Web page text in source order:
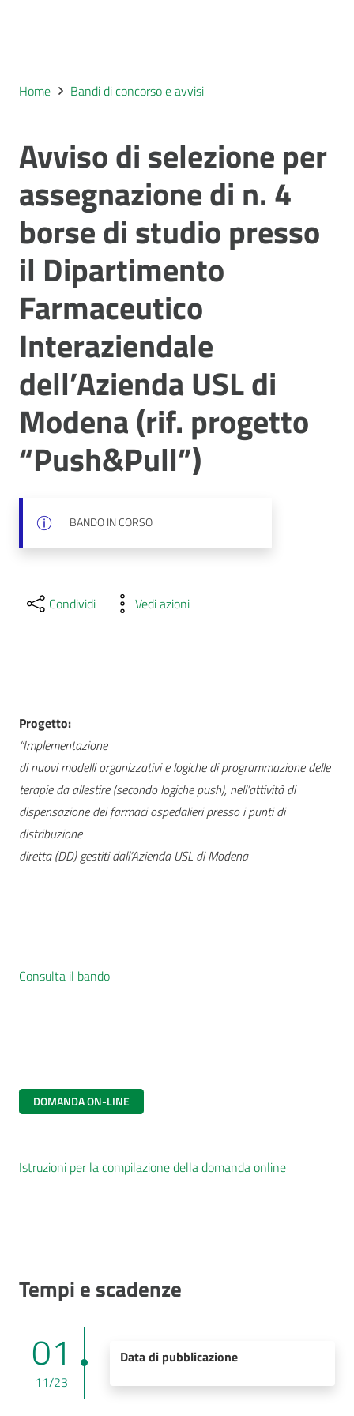
Home Bandi di concorso e avvisi
Avviso di selezione per
assegnazione di n. 4
borse di studio presso
il Dipartimento
Farmaceutico
Interaziendale
dell’Azienda USL di
Modena (rif. progetto
“Push&Pull”)
BANDO IN CORSO
Condividi Vedi azioni
Progetto:
“Implementazione
di nuovi modelli organizzativi e logiche di programmazione delle
terapie da allestire (secondo logiche push), nell’attività di
dispensazione dei farmaci ospedalieri presso i punti di
distribuzione
diretta (DD) gestiti dall’Azienda USL di Modena
Consulta il bando
DOMANDA ON-LINE
Istruzioni per la compilazione della domanda online
Tempi e scadenze
01
11/23
Data di pubblicazione